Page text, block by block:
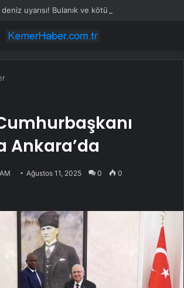
Ankara’da
Ağustos 11, 2025 0 0